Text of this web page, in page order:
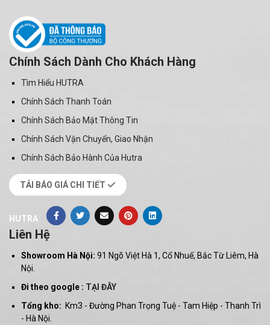
Chính Sách Dành Cho Khách Hàng
Tìm Hiểu HUTRA
Chính Sách Thanh Toán
Chính Sách Bảo Mật Thông Tin
Chính Sách Vận Chuyển, Giao Nhận
Chính Sách Bảo Hành Của Hutra
TẢI BÁO GIÁ CHI TIẾT
HUTRA
Liên Hệ
Showroom Hà Nội: 91 Ngõ Việt Hà 1, Cổ Nhuế, Bắc Từ Liêm, Hà
Nội.
Đi theo google : TẠI ĐÂY
Tổng kho: Km3 - Đường Phan Trọng Tuệ - Tam Hiệp - Thanh Trì
- Hà Nội.